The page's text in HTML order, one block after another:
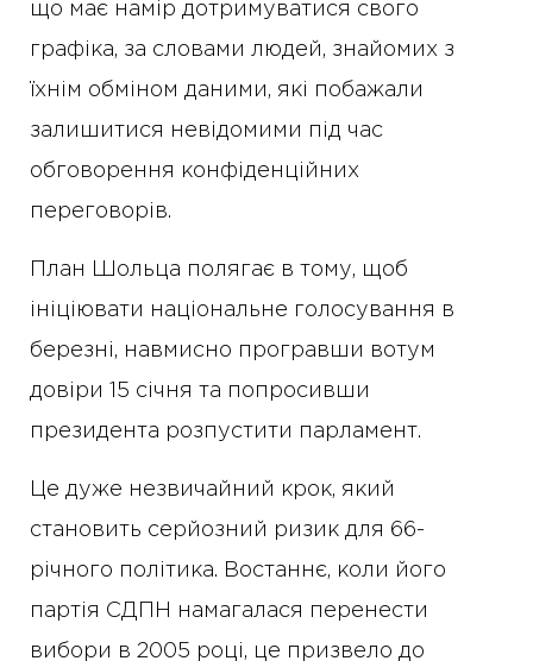
що має намір дотримуватися свого
графіка, за словами людей, знайомих з
їхнім обміном даними, які побажали
залишитися невідомими під час
обговорення конфіденційних
переговорів.
План Шольца полягає в тому, щоб
ініціювати національне голосування в
березні, навмисно програвши вотум
довіри 15 січня та попросивши
президента розпустити парламент.
Це дуже незвичайний крок, який
становить серйозний ризик для 66-
річного політика. Востаннє, коли його
партія СДПН намагалася перенести
вибори в 2005 році, це призвело до